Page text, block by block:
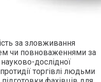
за зловживання
чи повноваженнями за
дослідної
торгівлі людьми